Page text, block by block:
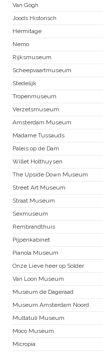
Van Gogh
Joods Historisch
Hermitage
Nemo
Rijksmuseum
Scheepvaartmuseum
Stedelijk
Tropenmuseum
Verzetsmuseum
Amsterdam Museum
Madame Tussauds
Paleis op de Dam
Willet Holthuysen
The Upside Down Museum
Street Art Museum
Straat Museum
Sexmuseum
Rembrandthuis
Pijpenkabinet
Pianola Museum
Onze Lieve heer op Solder
Van Loon Museum
Museum de Dageraad
Museum Amsterdam Noord
Multatuli Museum
Moco Museum
Micropia